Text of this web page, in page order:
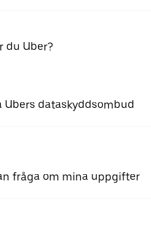
du Uber?
Ubers dataskyddsombud
fråga om mina uppgifter